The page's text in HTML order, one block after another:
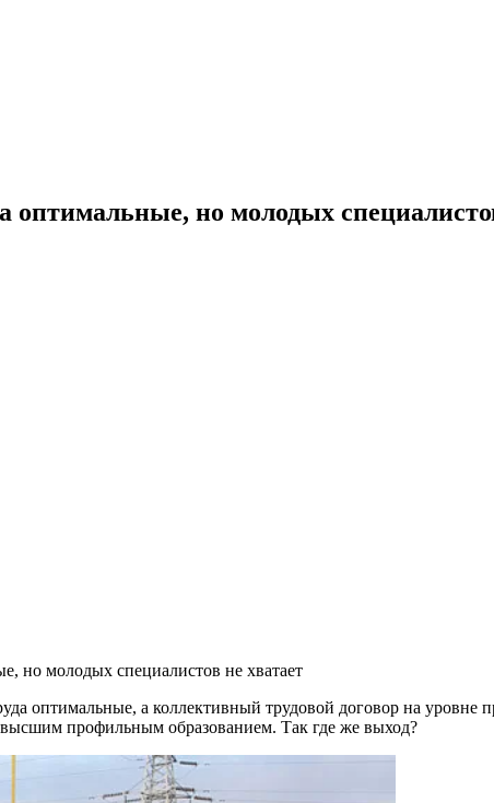
оптимальные, но молодых
но молодых специалистов не хватает
оптимальные, а коллективный трудовой договор на
профильным образованием. Так где же выход?